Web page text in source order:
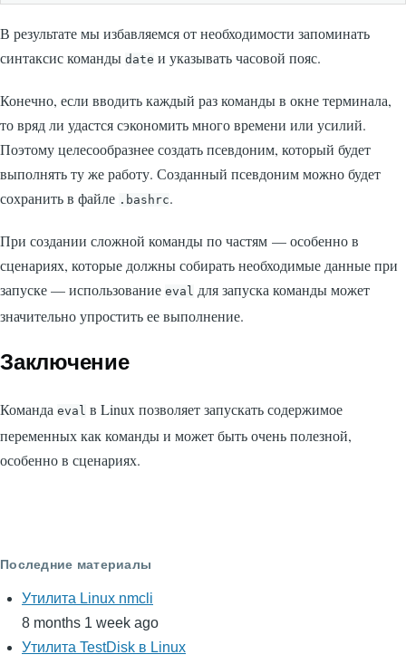
В результате мы избавляемся от необходимости запоминать
синтаксис команды date и указывать часовой пояс.
Конечно, если вводить каждый раз команды в окне терминала,
то вряд ли удастся сэкономить много времени или усилий.
Поэтому целесообразнее создать псевдоним, который будет
выполнять ту же работу. Созданный псевдоним можно будет
сохранить в файле .bashrc.
При создании сложной команды по частям — особенно в
сценариях, которые должны собирать необходимые данные при
запуске — использование eval для запуска команды может
значительно упростить ее выполнение.
Заключение
Команда eval в Linux позволяет запускать содержимое
переменных как команды и может быть очень полезной,
особенно в сценариях.
Последние материалы
Утилита Linux nmcli
8 months 1 week ago
Утилита TestDisk в Linux